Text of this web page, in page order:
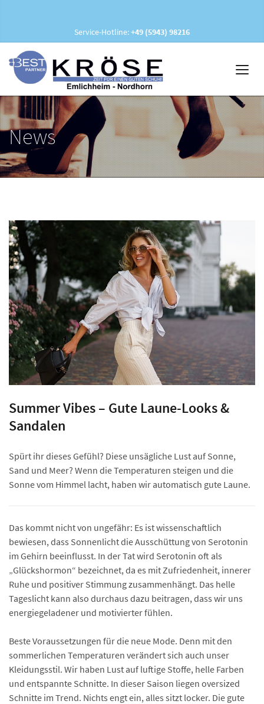
Service-Hotline:+49 (5943) 98216
News
Summer Vibes – Gute Laune-Looks &
Sandalen
Spürt ihr dieses Gefühl? Diese unsägliche Lust auf Sonne,
Sand und Meer? Wenn die Temperaturen steigen und die
Sonne vom Himmel lacht, haben wir automatisch gute Laune.
Das kommt nicht von ungefähr: Es ist wissenschaftlich
bewiesen, dass Sonnenlicht die Ausschüttung von Serotonin
im Gehirn beeinflusst. In der Tat wird Serotonin oft als
„Glückshormon“ bezeichnet, da es mit Zufriedenheit, innerer
Ruhe und positiver Stimmung zusammenhängt. Das helle
Tageslicht kann also durchaus dazu beitragen, dass wir uns
energiegeladener und motivierter fühlen.
Beste Voraussetzungen für die neue Mode. Denn mit den
sommerlichen Temperaturen verändert sich auch unser
Kleidungsstil. Wir haben Lust auf luftige Stoffe, helle Farben
und entspannte Schnitte. In dieser Saison liegen oversized
Schnitte im Trend. Nichts engt ein, alles sitzt locker. Die gute